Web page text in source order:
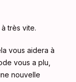
très vite.
vous aidera à
vous a plu,
nouvelle